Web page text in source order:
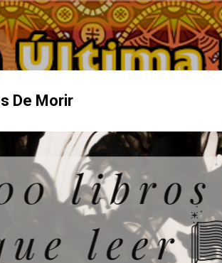
Ir al contenido principal
De Morir